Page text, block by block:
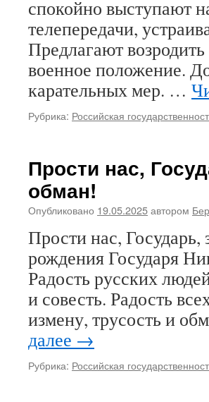
спокойно выступают
телепередачи,
Предлагают
военное положение.
карательных мер. …
Рубрика: Российская
Прости нас,
обман!
Опубликовано 19.05.2025автором
Прости нас,
рождения Государя
Радость русских
и совесть. Радость
измену, трусость и
далее →
Рубрика: Российская